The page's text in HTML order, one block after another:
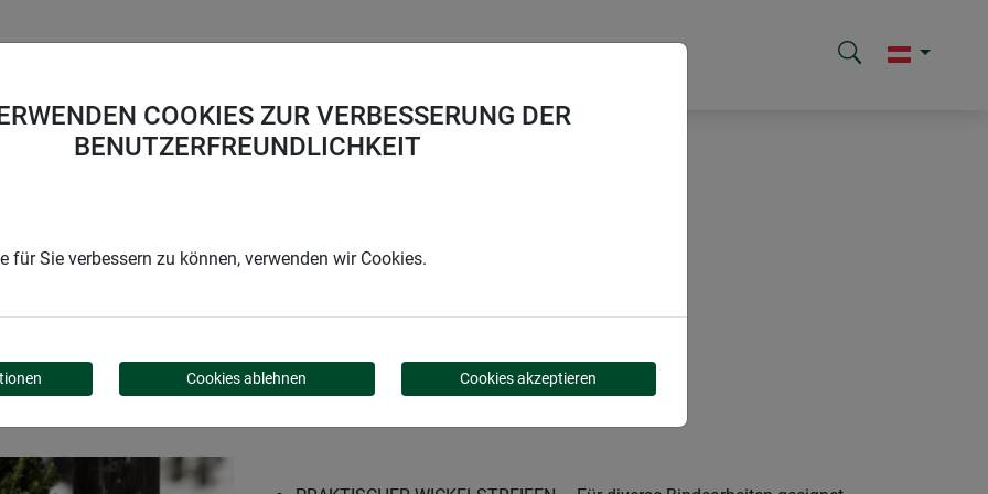
COOKIES ZUR VERBESSERUNG DER
BENUTZERFREUNDLICHKEIT
für Sie verbessern zu können, verwenden wir Cookies.
Cookies ablehnen Cookies akzeptieren